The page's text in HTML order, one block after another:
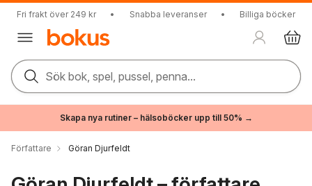
Fri frakt över 249 kr • Snabba leveranser • Billiga böcker
Sök bok, spel, pussel, penna...
Skapa nya rutiner – hälsoböcker upp till 50% →
Författare Göran Djurfeldt